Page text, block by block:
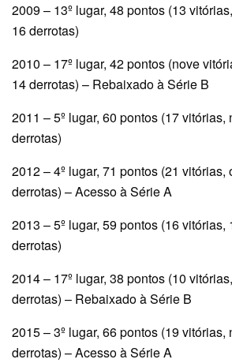
2009 – 13º lugar, 48 pontos (13
16 derrotas)
2010 – 17º lugar, 42 pontos (nove
14 derrotas) – Rebaixado à Série B
2011 – 5º lugar, 60 pontos (17
derrotas)
2012 – 4º lugar, 71 pontos (21
derrotas) – Acesso à Série A
2013 – 5º lugar, 59 pontos (16 vitórias,
derrotas)
2014 – 17º lugar, 38 pontos (10
derrotas) – Rebaixado à Série B
2015 – 3º lugar, 66 pontos (19 vitórias,
derrotas) – Acesso à Série A